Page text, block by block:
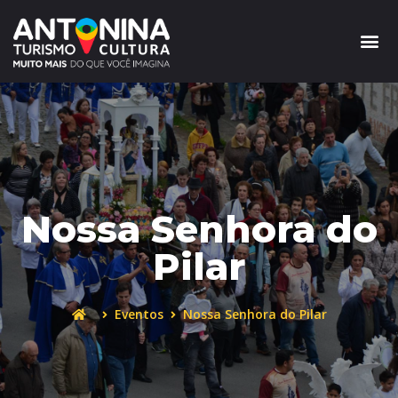
Nossa Senhora do
Pilar
Eventos Nossa Senhora do Pilar